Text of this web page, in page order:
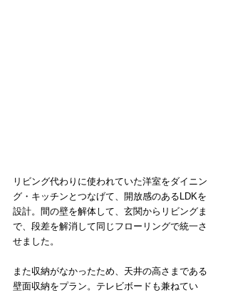
リビング代わりに使われていた洋室をダイニン
グ・キッチンとつなげて、開放感のあるLDKを
設計。間の壁を解体して、玄関からリビングま
で、段差を解消して同じフローリングで統一さ
せました。
また収納がなかったため、天井の高さまである
壁面収納をプラン。テレビボードも兼ねてい